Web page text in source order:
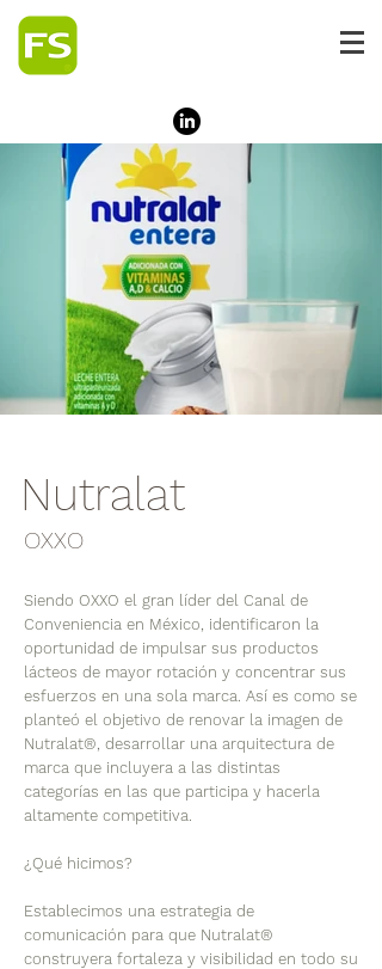
Nutralat
OXXO
Siendo OXXO el gran líder del Canal de
Conveniencia en México, identificaron la
oportunidad de impulsar sus productos
lácteos de mayor rotación y concentrar sus
esfuerzos en una sola marca. Así es como se
planteó el objetivo de renovar la imagen de
Nutralat®, desarrollar una arquitectura de
marca que incluyera a las distintas
categorías en las que participa y hacerla
altamente competitiva.
¿Qué hicimos?
Establecimos una estrategia de
comunicación para que Nutralat®
construyera fortaleza y visibilidad en todo su